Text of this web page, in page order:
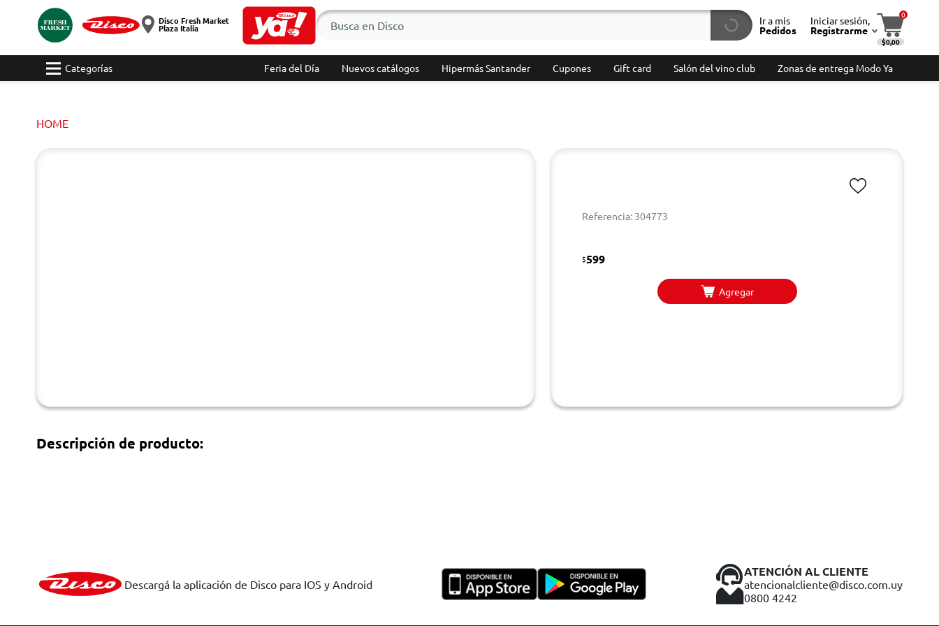
Disco Fresh Market
Plaza Italia
Ir a mis
Pedidos
Iniciar sesión,
Registrarme
0
$0,00
Categorías Feria del Día Nuevos catálogos Hipermás Santander Cupones Gift card Salón del vino club Zonas de entrega Modo Ya
HOME
Referencia: 304773
$599
Agregar
Descripción de producto:
Descargá la aplicación de Disco para IOS y Android
ATENCIÓN AL CLIENTE
atencionalcliente@disco.com.uy
0800 4242